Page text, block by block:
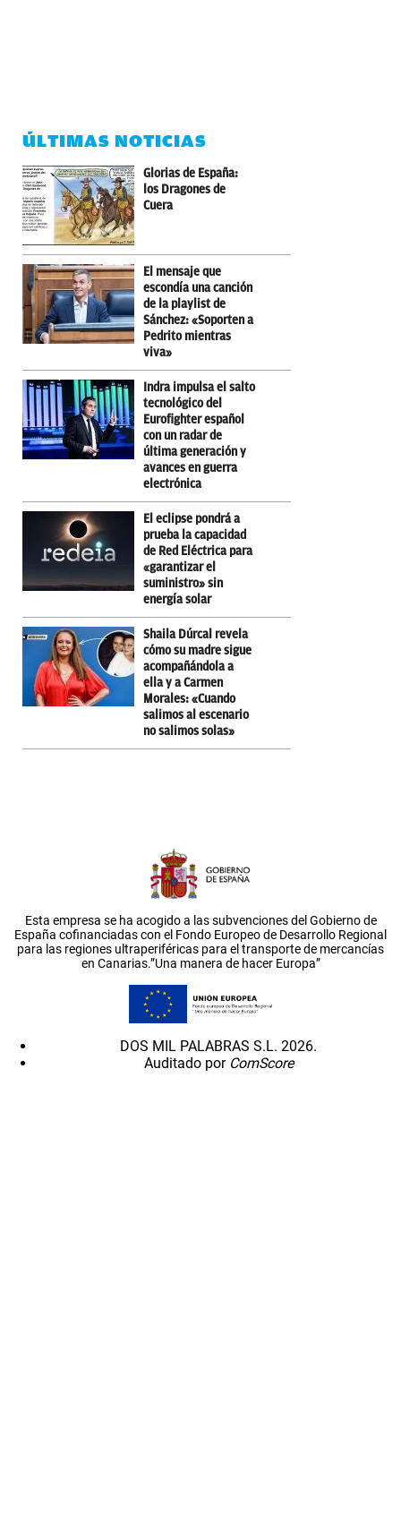
ÚLTIMAS NOTICIAS
Glorias de España:
los Dragones de
Cuera
El mensaje que
escondía una canción
de la playlist de
Sánchez: «Soporten a
Pedrito mientras
viva»
Indra impulsa el salto
tecnológico del
Eurofighter español
con un radar de
última generación y
avances en guerra
electrónica
El eclipse pondrá a
prueba la capacidad
de Red Eléctrica para
«garantizar el
suministro» sin
energía solar
Shaila Dúrcal revela
cómo su madre sigue
acompañándola a
ella y a Carmen
Morales: «Cuando
salimos al escenario
no salimos solas»
Esta empresa se ha acogido a las subvenciones del Gobierno de
España cofinanciadas con el Fondo Europeo de Desarrollo Regional
para las regiones ultraperiféricas para el transporte de mercancías
en Canarias.”Una manera de hacer Europa”
DOS MIL PALABRAS S.L. 2026.
Auditado por ComScore